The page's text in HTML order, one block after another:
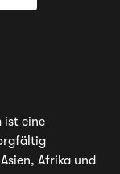
ist eine
Afrika und